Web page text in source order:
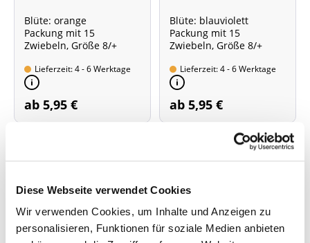
Diese Webseite verwendet Cookies
Wir verwenden Cookies, um Inhalte und Anzeigen zu
personalisieren, Funktionen für soziale Medien anbieten
Blüte: orange
Packung mit 15
Zwiebeln, Größe 8/+
Lieferzeit: 4 - 6 Werktage
ab 5,95 €
Blüte: blauviolett
Packung mit 15
Zwiebeln, Größe 8/+
Lieferzeit: 4 - 6 Werktage
ab 5,95 €